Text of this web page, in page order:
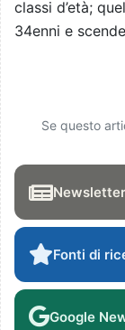
classi d’età;
34enni e
Se questo
Fonti di
Google